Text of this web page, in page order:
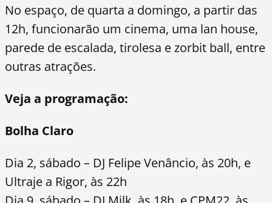
No espaço, de quarta a domingo, a partir das
12h, funcionarão um cinema, uma lan house,
parede de escalada, tirolesa e zorbit ball, entre
outras atrações.
Veja a programação:
Bolha Claro
Dia 2, sábado – DJ Felipe Venâncio, às 20h, e
Ultraje a Rigor, às 22h